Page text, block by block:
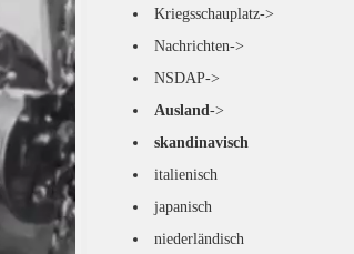
Kriegsschauplatz->
Nachrichten->
NSDAP->
Ausland->
skandinavisch
italienisch
japanisch
niederländisch